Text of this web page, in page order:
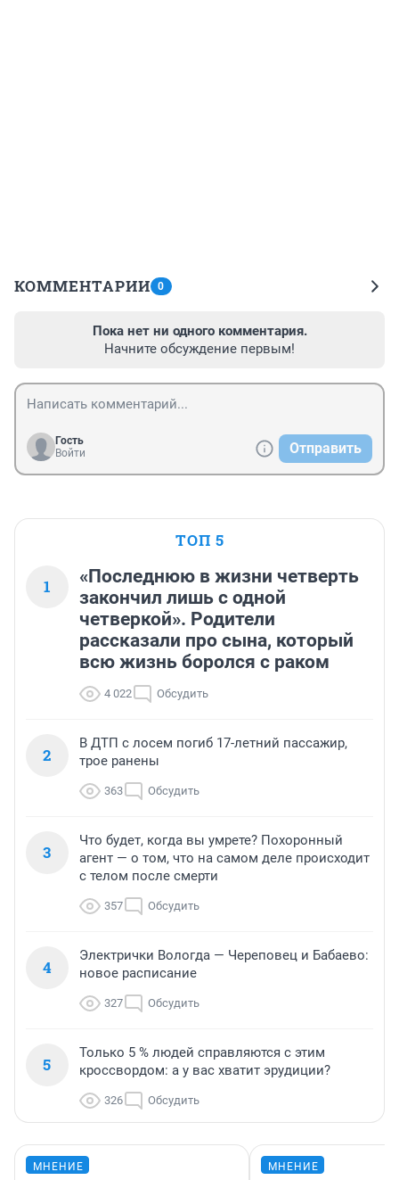
КОММЕНТАРИИ 0
Пока нет ни одного комментария.
Начните обсуждение первым!
Гость
Войти
Отправить
ТОП 5
1
«Последнюю в жизни четверть
закончил лишь с одной
четверкой». Родители
рассказали про сына, который
всю жизнь боролся с раком
4 022 Обсудить
2
В ДТП с лосем погиб 17-летний пассажир,
трое ранены
363 Обсудить
3
Что будет, когда вы умрете? Похоронный
агент — о том, что на самом деле происходит
с телом после смерти
357 Обсудить
4
Электрички Вологда — Череповец и Бабаево:
новое расписание
327 Обсудить
5
Только 5 % людей справляются с этим
кроссвордом: а у вас хватит эрудиции?
326 Обсудить
МНЕНИЕ МНЕНИЕ